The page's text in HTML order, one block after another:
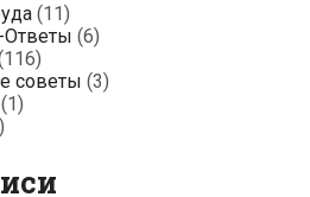
(11)
Ответы (6)
советы (3)
(1)